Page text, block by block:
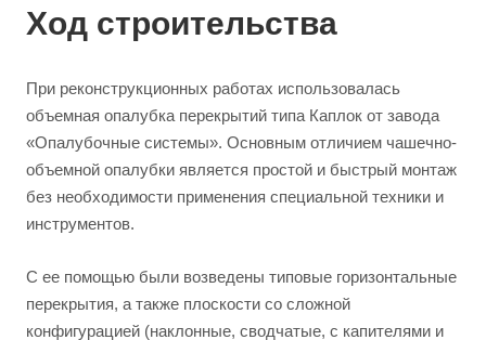
Ход строительства
При реконструкционных работах использовалась
объемная опалубка перекрытий типа Каплок от завода
«Опалубочные системы». Основным отличием чашечно-
объемной опалубки является простой и быстрый монтаж
без необходимости применения специальной техники и
инструментов.
С ее помощью были возведены типовые горизонтальные
перекрытия, а также плоскости со сложной
конфигурацией (наклонные, сводчатые, с капителями и